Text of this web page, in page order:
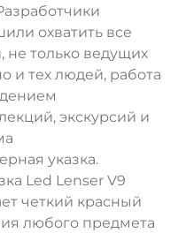
охватить все
не только ведущих
и тех людей, работа
экскурсий и
указка.
Led Lenser V9
четкий красный
любого предмета